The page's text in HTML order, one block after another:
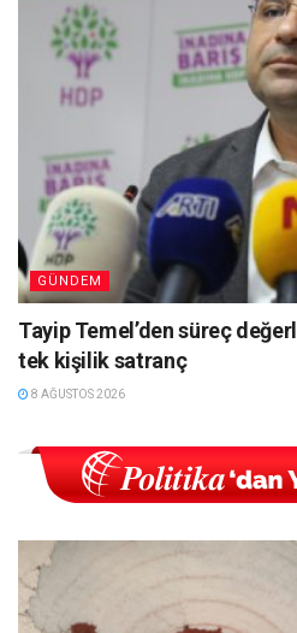
GÜNDEM
Tayip Temel’den süreç
tek kişilik satranç
8 AĞUSTOS 2026